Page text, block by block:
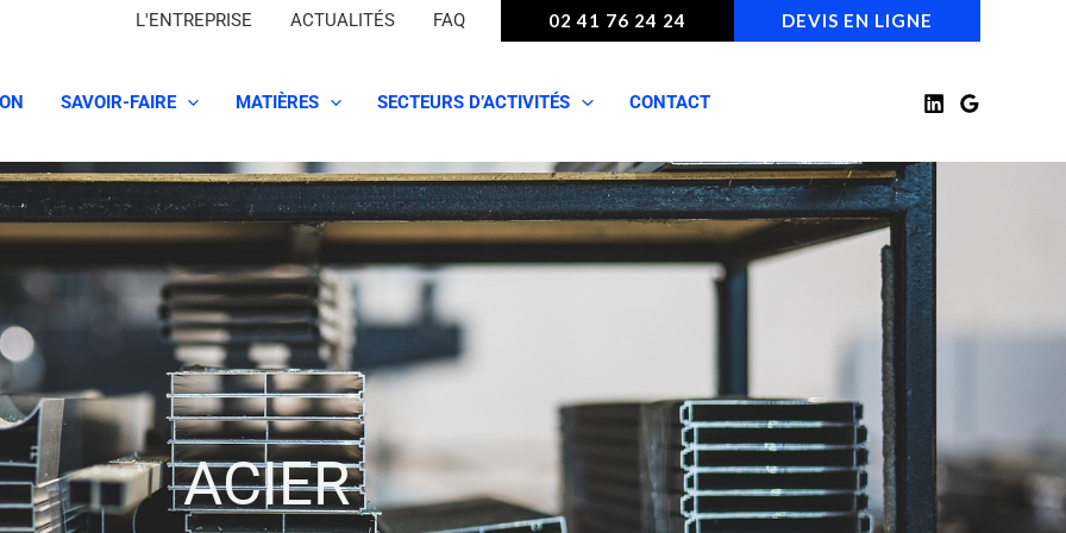
L'ENTREPRISE ACTUALITÉS FAQ 02 41 76 24 24 DEVIS EN LIGNE
SAVOIR-FAIRE MATIÈRES SECTEURS D’ACTIVITÉS CONTACT
ACIER